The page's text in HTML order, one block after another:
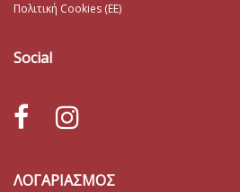
Πολιτική Cookies (ΕΕ)
Social
ΛΟΓΑΡΙΑΣΜΟΣ